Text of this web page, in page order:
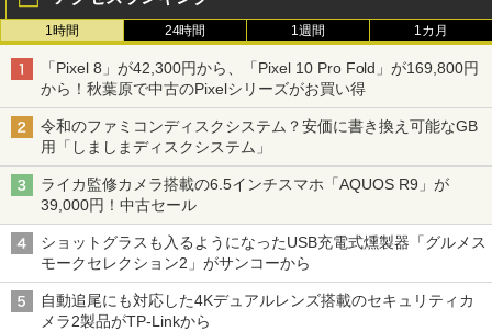
1時間 24時間 1週間 1カ月
「Pixel 8」が42,300円から、「Pixel 10 Pro Fold」が169,800円
から！秋葉原で中古のPixelシリーズがお買い得
令和のファミコンディスクシステム？安価に書き換え可能なGB
用「しましまディスクシステム」
ライカ監修カメラ搭載の6.5インチスマホ「AQUOS R9」が
39,000円！中古セール
ショットグラスも入るようになったUSB充電式燻製器「グルメス
モークセレクション2」がサンコーから
自動追尾にも対応した4Kデュアルレンズ搭載のセキュリティカ
メラ2製品がTP-Linkから